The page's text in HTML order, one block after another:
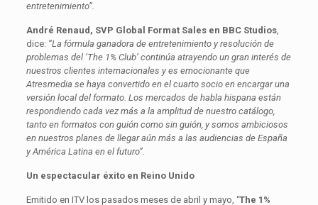
entretenimiento”.
André Renaud, SVP Global Format Sales en BBC Studios,
dice: “La fórmula ganadora de entretenimiento y resolución de
problemas del ‘The 1% Club’ continúa atrayendo un gran interés de
nuestros clientes internacionales y es emocionante que
Atresmedia se haya convertido en el cuarto socio en encargar una
versión local del formato. Los mercados de habla hispana están
respondiendo cada vez más a la amplitud de nuestro catálogo,
tanto en formatos con guión como sin guión, y somos ambiciosos
en nuestros planes de llegar aún más a las audiencias de España
y América Latina en el futuro”.
Un espectacular éxito en Reino Unido
Emitido en ITV los pasados meses de abril y mayo, ‘The 1%